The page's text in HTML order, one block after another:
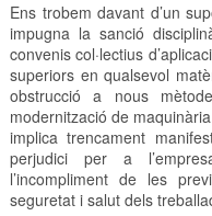
Ens trobem davant d’un
impugna la sanció
convenis col·lectius
superiors en qualsevol
obstrucció a nous
modernització de
implica trencament
perjudici per a
l’incompliment de les
seguretat i salut dels